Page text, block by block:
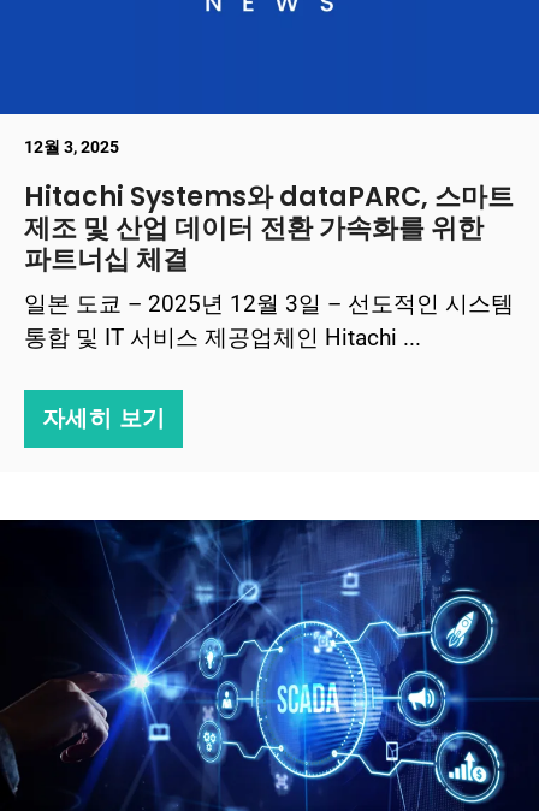
12월 3, 2025
Hitachi Systems와 dataPARC, 스마트
제조 및 산업 데이터 전환 가속화를 위한
파트너십 체결
일본 도쿄 – 2025년 12월 3일 – 선도적인 시스템
통합 및 IT 서비스 제공업체인 Hitachi ...
자세히 보기